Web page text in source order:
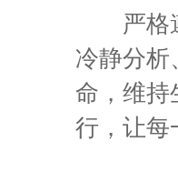
严格遵
冷静分析
命，维持
行，让每